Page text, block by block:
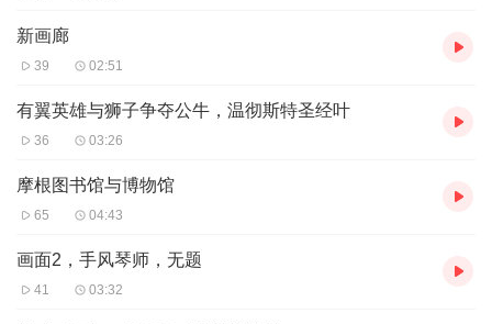
新画廊
39 02:51
有翼英雄与狮子争夺公牛，温彻斯特圣经叶
36 03:26
摩根图书馆与博物馆
65 04:43
画面2，手风琴师，无题
41 03:32